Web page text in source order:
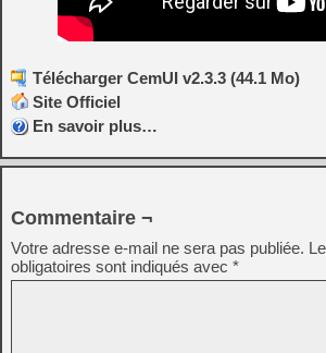
Télécharger CemUI v2.3.3 (44.1 Mo)
Site Officiel
En savoir plus…
Commentaire ¬
Votre adresse e-mail ne sera pas publiée.
obligatoires sont indiqués avec *